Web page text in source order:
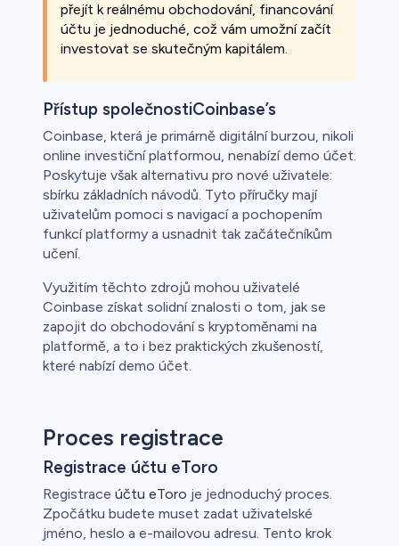
přejít k reálnému obchodování, financování
účtu je jednoduché, což vám umožní začít
investovat se skutečným kapitálem.
Přístup společnostiCoinbase’s
Coinbase, která je primárně digitální burzou, nikoli
online investiční platformou, nenabízí demo účet.
Poskytuje však alternativu pro nové uživatele:
sbírku základních návodů. Tyto příručky mají
uživatelům pomoci s navigací a pochopením
funkcí platformy a usnadnit tak začátečníkům
učení.
Využitím těchto zdrojů mohou uživatelé
Coinbase získat solidní znalosti o tom, jak se
zapojit do obchodování s kryptoměnami na
platformě, a to i bez praktických zkušeností,
které nabízí demo účet.
Proces registrace
Registrace účtu eToro
Registrace účtu eToro je jednoduchý proces.
Zpočátku budete muset zadat uživatelské
jméno, heslo a e-mailovou adresu. Tento krok